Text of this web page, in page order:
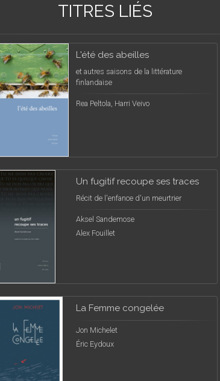
TITRES LIÉS
L'été des abeilles
et autres saisons de la littérature
finlandaise
Rea Peltola, Harri Veivo
Un fugitif recoupe ses traces
Récit de l'enfance d'un meurtrier
Aksel Sandemose
Alex Fouillet
La Femme congelée
Jon Michelet
Éric Eydoux